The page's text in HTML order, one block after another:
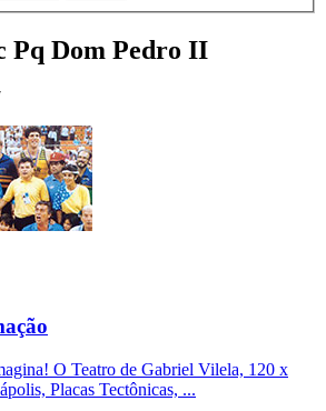
Pq Dom Pedro II
O Teatro de Gabriel Vilela, 120 x
Placas Tectônicas, ...